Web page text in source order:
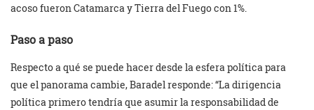
acoso fueron Catamarca y Tierra del Fuego con 1%.
Paso a paso
Respecto a qué se puede hacer desde la esfera política para
que el panorama cambie, Baradel responde: “La dirigencia
política primero tendría que asumir la responsabilidad de